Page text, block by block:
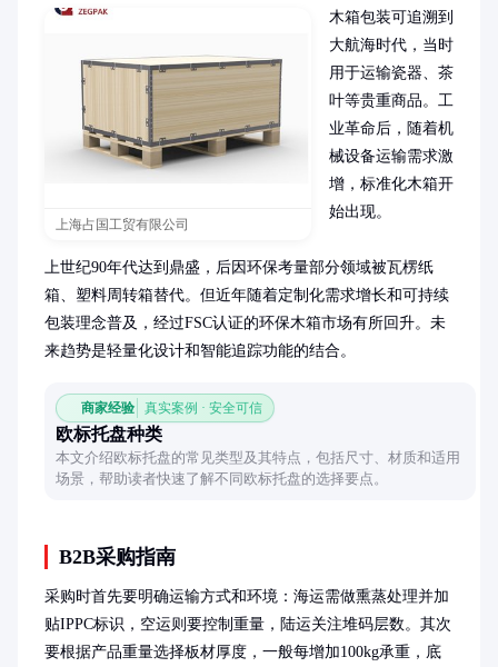
上海占国工贸有限公司
木箱包装可追溯到
大航海时代，当时
用于运输瓷器、茶
叶等贵重商品。工
业革命后，随着机
械设备运输需求激
增，标准化木箱开
始出现。
上世纪90年代达到鼎盛，后因环保考量部分领域被瓦楞纸
箱、塑料周转箱替代。但近年随着定制化需求增长和可持续
包装理念普及，经过FSC认证的环保木箱市场有所回升。未
来趋势是轻量化设计和智能追踪功能的结合。
商家经验 真实案例 · 安全可信
欧标托盘种类
本文介绍欧标托盘的常见类型及其特点，包括尺寸、材质和适用
场景，帮助读者快速了解不同欧标托盘的选择要点。
B2B采购指南
采购时首先要明确运输方式和环境：海运需做熏蒸处理并加
贴IPPC标识，空运则要控制重量，陆运关注堆码层数。其次
要根据产品重量选择板材厚度，一般每增加100kg承重，底